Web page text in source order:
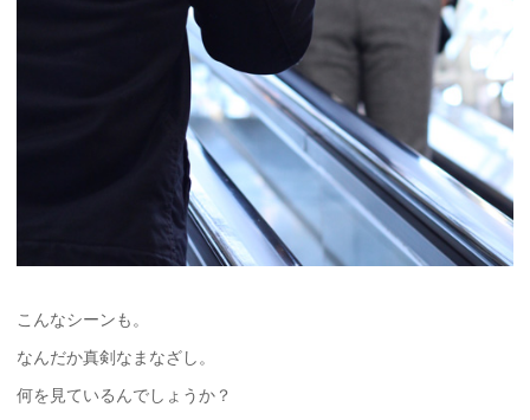
こんなシーンも。
なんだか真剣なまなざし。
何を見ているんでしょうか？